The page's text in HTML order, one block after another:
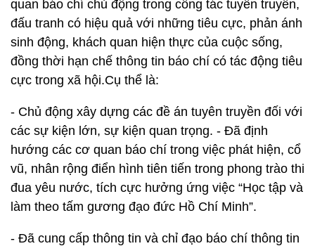
quan báo chí chủ động trong công tác tuyên truyền,
đấu tranh có hiệu quả với những tiêu cực, phản ánh
sinh động, khách quan hiện thực của cuộc sống,
đồng thời hạn chế thông tin báo chí có tác động tiêu
cực trong xã hội.Cụ thể là:
- Chủ động xây dựng các đề án tuyên truyền đối với
các sự kiện lớn, sự kiện quan trọng. - Đã định
hướng các cơ quan báo chí trong việc phát hiện, cổ
vũ, nhân rộng điển hình tiên tiến trong phong trào thi
đua yêu nước, tích cực hưởng ứng việc “Học tập và
làm theo tấm gương đạo đức Hồ Chí Minh”.
- Đã cung cấp thông tin và chỉ đạo báo chí thông tin